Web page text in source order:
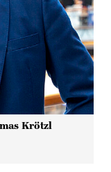
Krötzl